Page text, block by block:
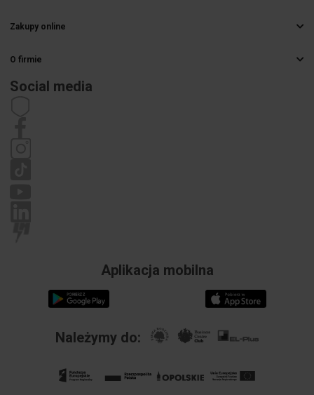
Zakupy online
Sposoby dostawy
Płatności
O firmie
Kariera
Social media
Aplikacja mobilna
Należymy do: